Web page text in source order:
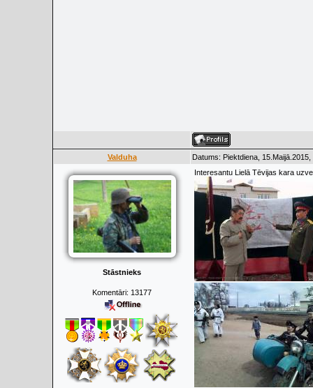
Valduha Datums: Piektdiena,
Stāstnieks
Komentāri: 13177
Interesantu Lielā Tēvijas kara